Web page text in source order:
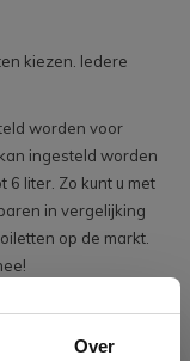
Over
kiezen. Iedere
worden voor
ingesteld worden
6 liter. Zo kunt u met
in vergelijking
op de markt.
Toiletset